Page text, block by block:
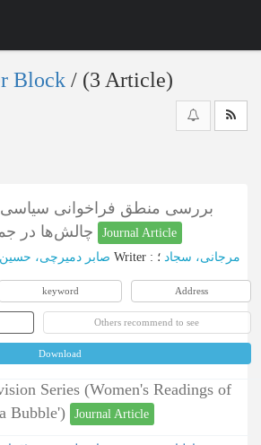
Block ‎/ (3 Article)
بررسی منطق فراخوانی سیاسی
Journal Article
صابر دمیرچی، حسین Writer : مرجانی، سجاد ؛
keyword Address
Others recommend to see
Download
Series (Women's Readings of
Bubble')
Journal Article